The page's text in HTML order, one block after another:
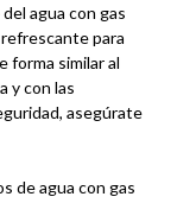
agua con gas
para
forma similar al
y con las
asegúrate
de agua con gas